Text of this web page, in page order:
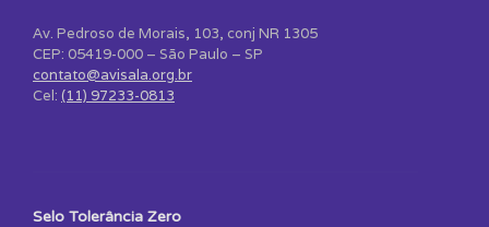
Av. Pedroso de Morais, 103, conj NR 1305
CEP: 05419-000 – São Paulo – SP
contato@avisala.org.br
Cel: (11) 97233-0813
Selo Tolerância Zero